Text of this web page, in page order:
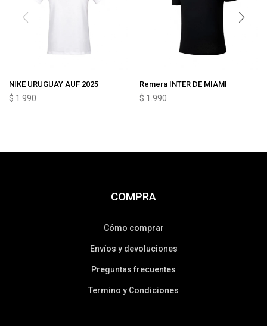
NIKE URUGUAY AUF 2025
$ 1.990
Remera INTER DE MIAMI
$ 1.990
COMPRA
Cómo comprar
Envíos y devoluciones
Preguntas frecuentes
Termino y Condiciones